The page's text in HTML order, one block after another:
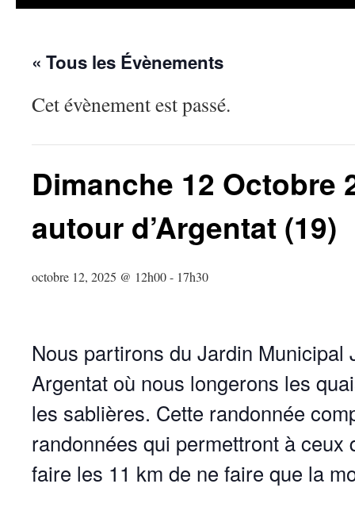
« Tous les Évènements
Cet évènement est passé.
Dimanche 12 Octobre
autour d’Argentat (19)
octobre 12, 2025 @ 12h00- 17h30
Nous partirons du Jardin Municipal
Argentat où nous longerons les
les sablières. Cette randonnée
randonnées qui permettront à ceux
faire les 11 km de ne faire que la